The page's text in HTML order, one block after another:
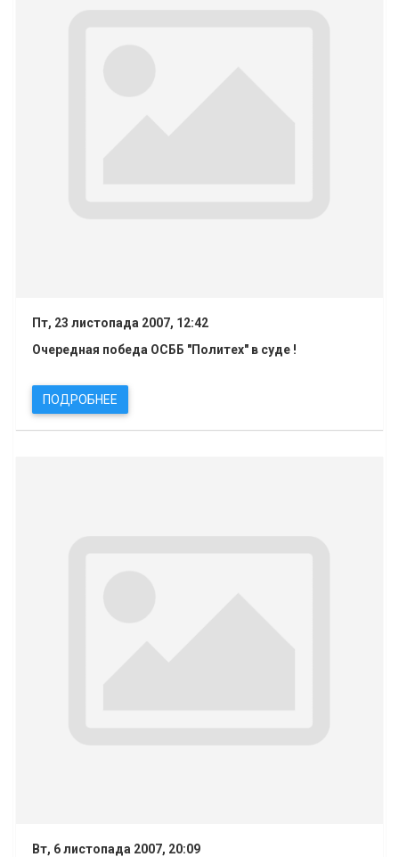
Пт, 23 листопада 2007, 12:42
Очередная победа ОСББ "Политех" в суде !
ПОДРОБНЕЕ
Вт, 6 листопада 2007, 20:09